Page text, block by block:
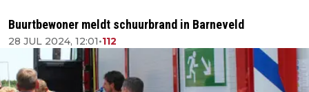
Buurtbewoner meldt schuurbrand in Barneveld
28 JUL 2024, 12:01•112